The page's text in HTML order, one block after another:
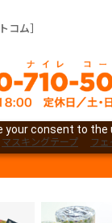
your consent to the
ム］
マスキングテープ フ